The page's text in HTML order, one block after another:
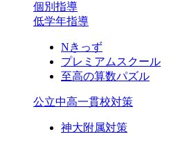
個別指導
低学年指導
Nきっず
プレミアムスクール
至高の算数パズル
公立中高一貫校対策
神大附属対策